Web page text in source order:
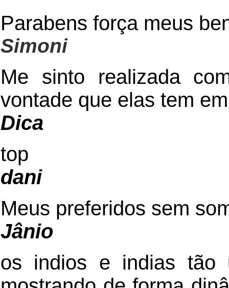
Parabens força meus
Simoni
Me sinto realizada
vontade que elas tem
Dica
top
dani
Meus preferidos sem
Jânio
os indios e indias tão